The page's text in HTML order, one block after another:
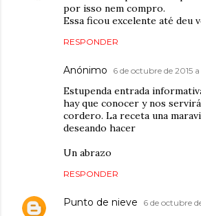
por isso nem compro.
Essa ficou excelente até deu
RESPONDER
Anónimo 6 de octubre de 2015 a
Estupenda entrada
hay que conocer y nos
cordero. La receta una
deseando hacer
Un abrazo
RESPONDER
Punto de nieve 6 de octubre